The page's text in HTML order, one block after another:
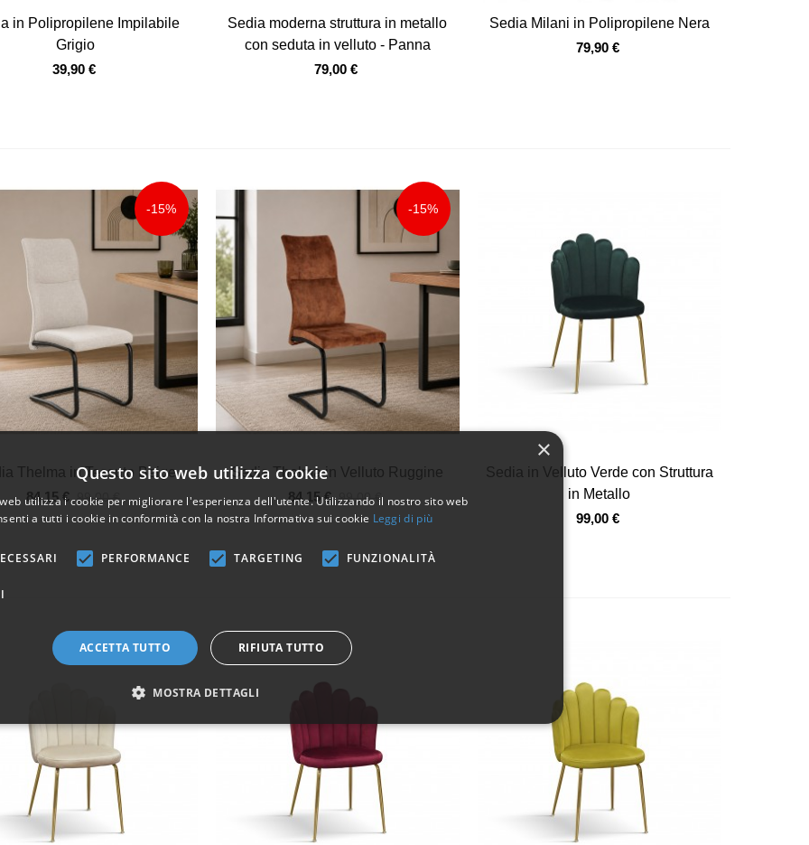
Vista veloce
in Polipropilene Impilabile
Grigio
39,90 €
Vista veloce
Sedia moderna struttura in metallo
con seduta in velluto - Panna
79,00 €
Vista veloce
Sedia Milani in Polipropilene Nera
79,90 €
Vista veloce
-15%
Thelma in Tessuto Beige
84,15 € 99,00 €
Vista veloce
-15%
Sedia Thelma in Velluto Ruggine
84,15 € 99,00 €
Vista veloce
Sedia in Velluto Verde con Struttura
in Metallo
99,00 €
×
Questo sito web utilizza cookie
utilizza i cookie per migliorare l'esperienza dell'utente. Utilizzando il nostro sito web
a tutti i cookie in conformità con la nostra Informativa sui cookie Leggi di più
PERFORMANCE TARGETING FUNZIONALITÀ
ACCETTA TUTTO RIFIUTA TUTTO
MOSTRA DETTAGLI